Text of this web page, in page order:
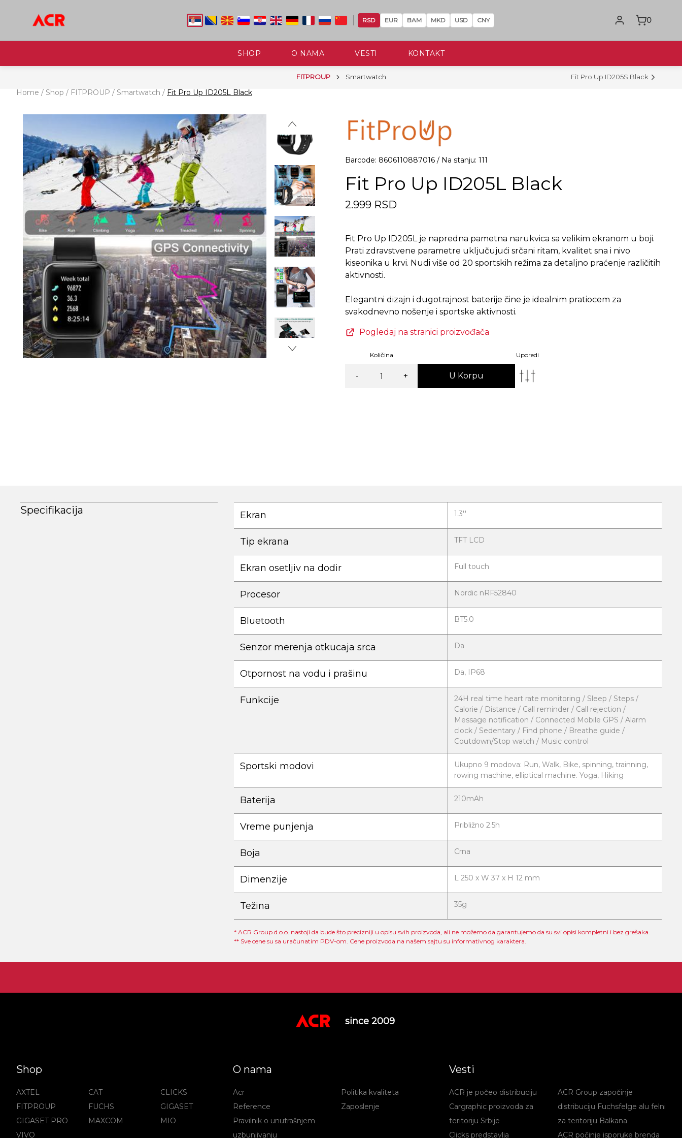
RSD EUR BAM MKD USD CNY 0
SHOP O NAMA VESTI KONTAKT
FITPROUP Smartwatch Fit Pro Up ID205S Black
Home / Shop / FITPROUP / Smartwatch / Fit Pro Up ID205L Black
Item
3
of
6
Barcode: 8606110887016 / Na stanju: 111
Fit Pro Up ID205L Black
2.999 RSD
Fit Pro Up ID205L je napredna pametna narukvica sa velikim ekranom u boji.
Prati zdravstvene parametre uključujući srčani ritam, kvalitet sna i nivo
kiseonika u krvi. Nudi više od 20 sportskih režima za detaljno praćenje različitih
aktivnosti.
Elegantni dizajn i dugotrajnost baterije čine je idealnim pratiocem za
Pogledaj na stranici proizvođača
Količina
- + U Korpu
Uporedi
Specifikacija Ekran 1.3''
Tip ekrana TFT LCD
Ekran osetljiv na dodir Full touch
Procesor Nordic nRF52840
Bluetooth BT5.0
Senzor merenja otkucaja srca Da
Otpornost na vodu i prašinu Da, IP68
Funkcije
24H real time heart rate monitoring / Sleep / Steps /
Calorie / Distance / Call reminder / Call rejection /
Message notification / Connected Mobile GPS / Alarm
clock / Sedentary / Find phone / Breathe guide /
Coutdown/Stop watch / Music control
Sportski modovi
Ukupno 9 modova: Run, Walk, Bike, spinning, trainning,
rowing machine, elliptical machine. Yoga, Hiking
Baterija 210mAh
Vreme punjenja Približno 2.5h
Boja Crna
Dimenzije L 250 x W 37 x H 12 mm
Težina 35g
* ACR Group d.o.o. nastoji da bude što precizniji u opisu svih proizvoda, ali ne možemo da garantujemo da su svi opisi kompletni i bez grešaka.
** Sve cene su sa uračunatim PDV-om. Cene proizvoda na našem sajtu su informativnog karaktera.
since 2009
Shop
AXTEL CAT
CLICKS
FITPROUP
FUCHS
GIGASET
GIGASET PRO
MAXCOM
MIO
VIVO
O nama
Acr
Politika kvaliteta
Reference
Zaposlenje
Pravilnik o unutrašnjem
uzbunjivanju
Vesti
ACR je počeo distribuciju
Cargraphic proizvoda za
teritoriju Srbije
ACR Group započinje
distribuciju Fuchsfelge alu felni
za teritoriju Balkana
Clicks predstavlja
ACR počinje isporuke brenda